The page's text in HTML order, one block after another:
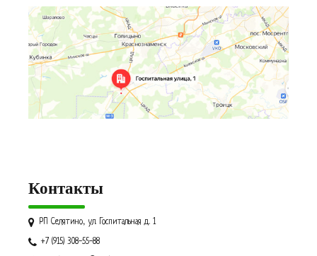
Контакты
РП Селятино, ул. Госпитальная д. 1
+7 (915) 308-55-88